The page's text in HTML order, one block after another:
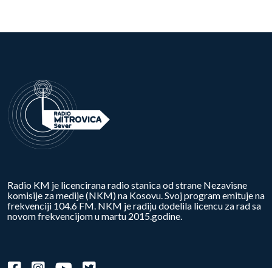
Radio KM je licencirana radio stanica od strane Nezavisne
komisije za medije (NKM) na Kosovu. Svoj program emituje na
frekvenciji 104.6 FM. NKM je radiju dodelila licencu za rad sa
novom frekvencijom u martu 2015.godine.